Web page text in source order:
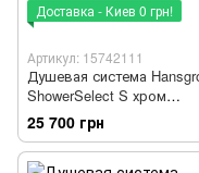
Доставка - Киев 0 грн!
Артикул: 15742111
Душевая система
ShowerSelect S хром
15742111
25 700 грн